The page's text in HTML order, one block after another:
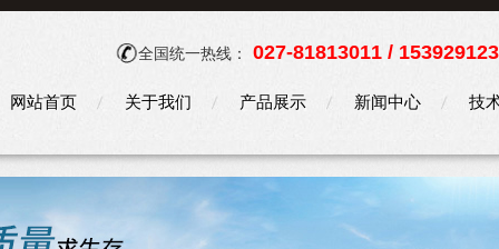
全国统一热线： 027-81813011 /
网站首页 关于我们 产品展示 新闻中心 技